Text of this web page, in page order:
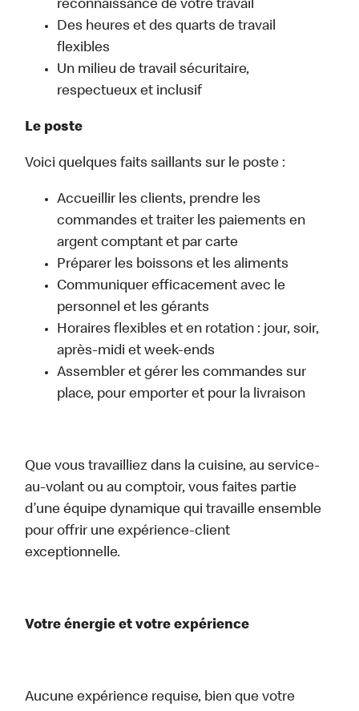
reconnaissance de votre travail
Des heures et des quarts de travail
flexibles
Un milieu de travail sécuritaire,
respectueux et inclusif
Le poste
Voici quelques faits saillants sur le poste :
Accueillir les clients, prendre les
commandes et traiter les paiements en
argent comptant et par carte
Préparer les boissons et les aliments
Communiquer efficacement avec le
personnel et les gérants
Horaires flexibles et en rotation : jour, soir,
après-midi et week-ends
Assembler et gérer les commandes sur
place, pour emporter et pour la livraison
Que vous travailliez dans la cuisine, au service-
au-volant ou au comptoir, vous faites partie
d’une équipe dynamique qui travaille ensemble
pour offrir une expérience-client
exceptionnelle.
Votre énergie et votre expérience
Aucune expérience requise, bien que votre